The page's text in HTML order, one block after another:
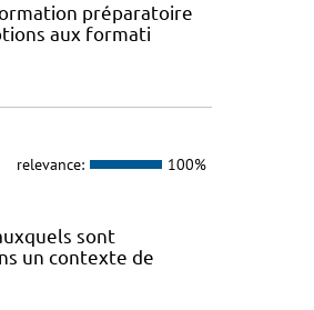
préparatoire
aux formati
relevance: 100%
sont
un contexte de